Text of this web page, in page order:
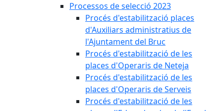
Processos de selecció 2023
Procés d'estabilització places
d'Auxiliars administratius de
l'Ajuntament del Bruc
Procés d'estabilització de les
places d'Operaris de Neteja
Procés d'estabilització de les
places d'Operaris de Serveis
Procés d'estabilització de les